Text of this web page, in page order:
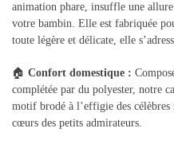
animation phare, insuffle une
votre bambin. Elle est fabriquée
toute légère et délicate, elle
🏠 Confort domestique :
complétée par du polyester, notre
motif brodé à l’effigie des
cœurs des petits admirateurs.